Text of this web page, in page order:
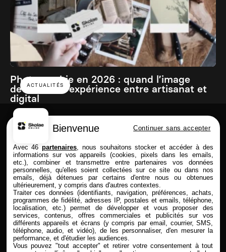
ACTUALITÉS
Photographie en 2026 : quand l’image
devient une expérience entre artisanat et
digital
FORMATIONS
Commerce & Achat
Design & Photo
Comptabilité & Finance
Immobilier
Marketing & Communication
RH
SKOLAE ONLINE
Présentation
Enseignement à distance
Admission & Financement
Alternance & entreprise
Rythmes & contrats
Entreprises partenaires
Continuer sans accepter
Bienvenue
Avec 46partenaires , nous souhaitons stocker et accéder à des
informations sur vos appareils (cookies, pixels dans les emails,
etc.), combiner et transmettre entre partenaires vos données
personnelles, qu'elles soient collectées sur ce site ou dans nos
emails, déjà détenues par certains d'entre nous ou obtenues
ultérieurement, y compris dans d'autres contextes.
Traiter ces données (identifiants, navigation, préférences, achats,
programmes de fidélité, adresses IP, postales et emails, téléphone,
localisation, etc.) permet de développer et vous proposer des
services, contenus, offres commerciales et publicités sur vos
différents appareils et écrans (y compris par email, courrier, SMS,
téléphone, audio, et vidéo), de les personnaliser, d'en mesurer la
performance, et d'étudier les audiences.
Vous pouvez "tout accepter" et retirer votre consentement à tout